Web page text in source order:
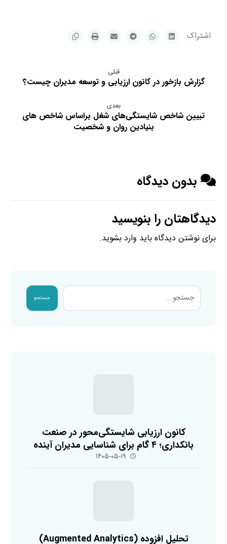
قبلی
گزارش بازخور در کانون ارزیابی و توسعه مدیران چیست؟
بعدی
تبیین شاخص شایستگی‌های شغل براساس شاخص‌ های
بنیادین روان و شخصیت
بدون دیدگاه
دیدگاهتان را بنویسید
برای نوشتن دیدگاه باید وارد بشوید.
جستجو
کانون ارزیابی شایستگی‌محور در صنعت
بانکداری؛ ۴ گام برای شناسایی مدیران آینده
۱۴۰۵-۰۵-۱۹
تحلیل افزوده (Augmented Analytics)